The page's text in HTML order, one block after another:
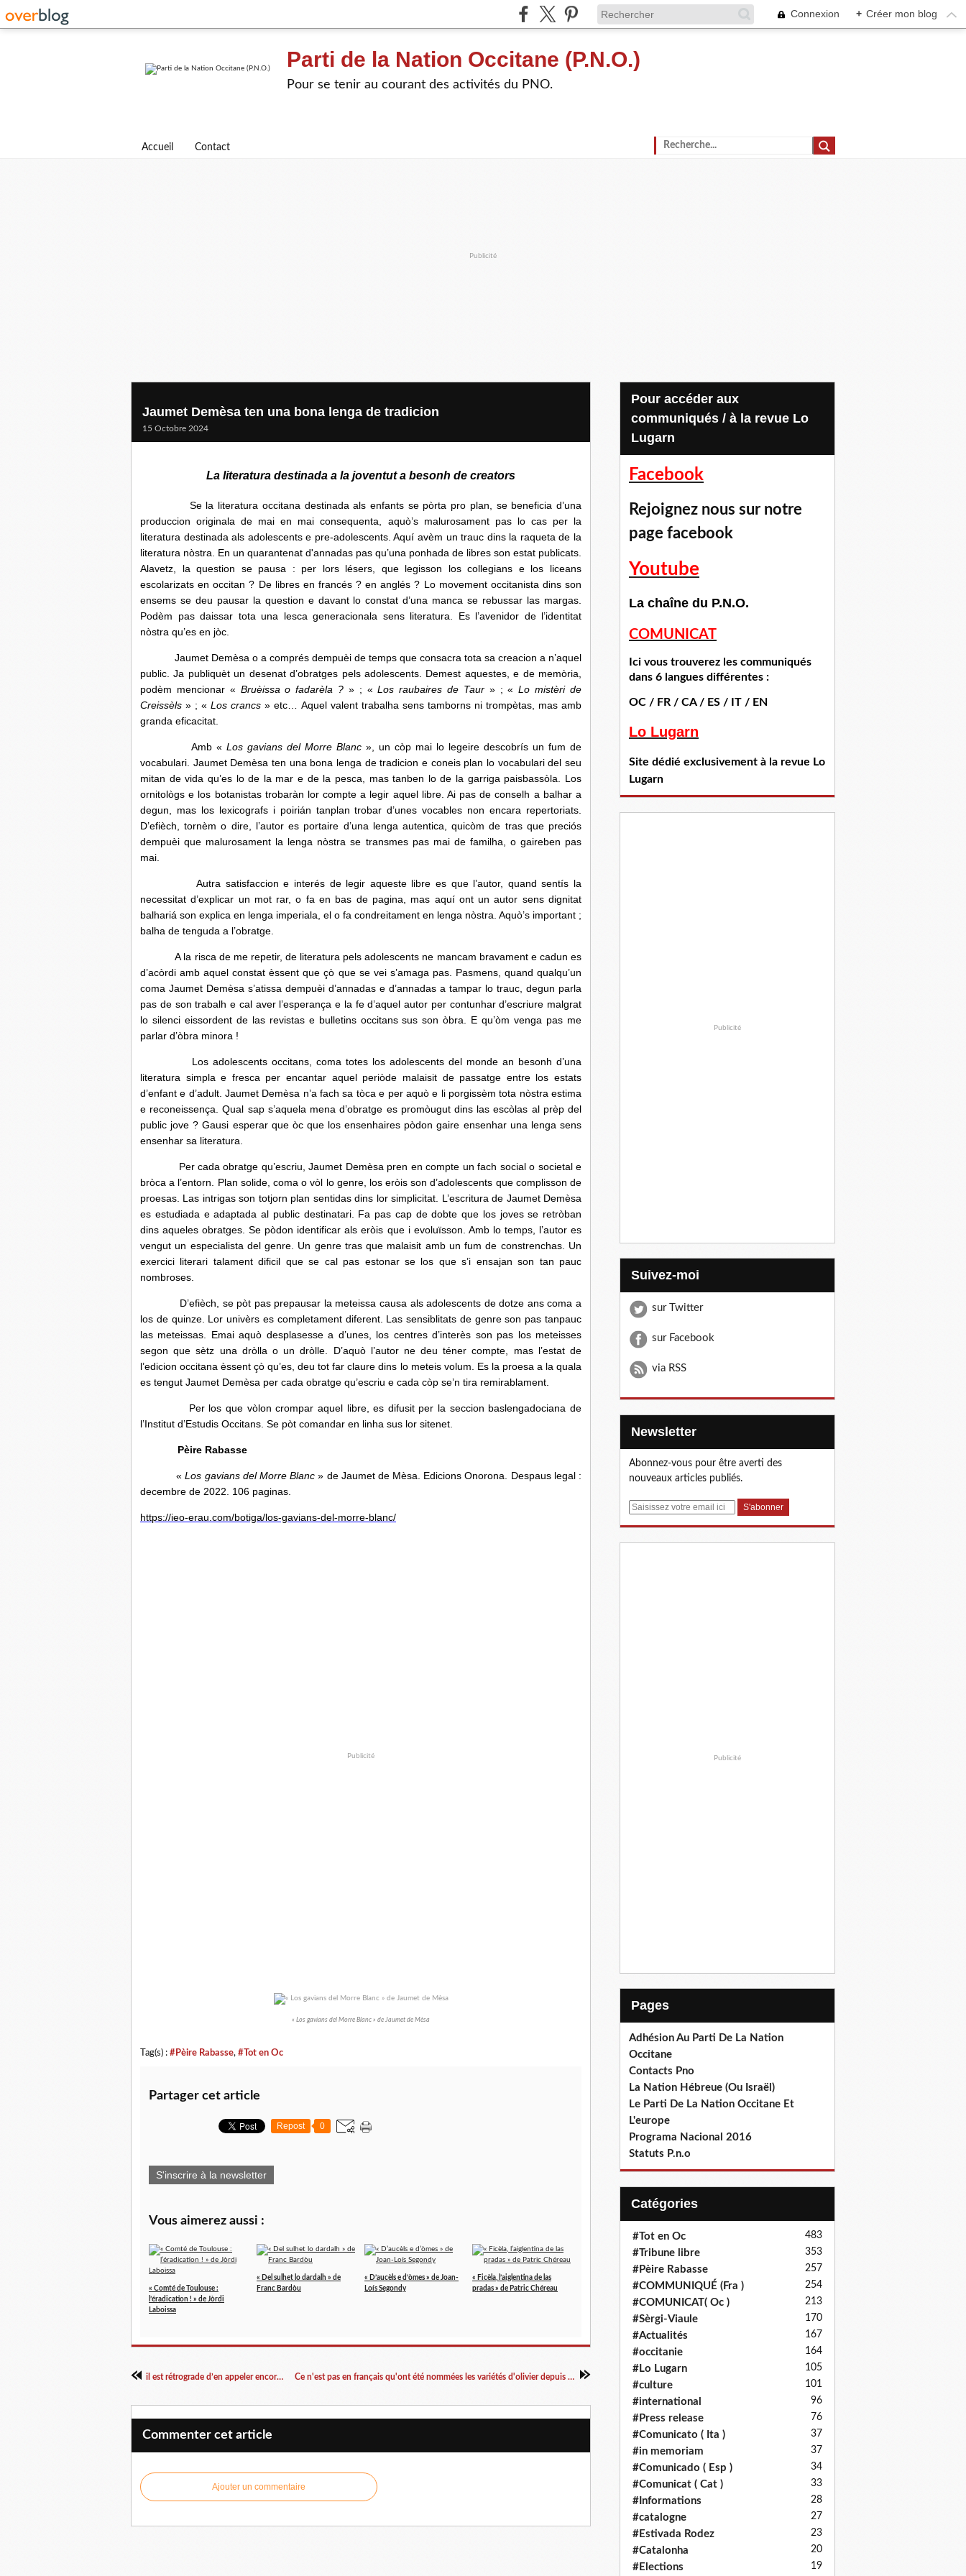
Connexion + Créer mon blog
Parti de la Nation Occitane (P.N.O.)
Pour se tenir au courant des activités du PNO.
Accueil Contact
Publicité
Jaumet Demèsa ten una bona lenga de tradicion
15 Octobre 2024
La literatura destinada a la joventut a besonh de creators
Se la literatura occitana destinada als enfants se pòrta pro plan, se beneficia d’una
produccion originala de mai en mai consequenta, aquò’s malurosament pas lo cas per la
literatura destinada als adolescents e pre-adolescents. Aquí avèm un trauc dins la raqueta de la
literatura nòstra. En un quarantenat d'annadas pas qu’una ponhada de libres son estat publicats.
Alavetz, la question se pausa : per lors lésers, que legisson los collegians e los liceans
escolarizats en occitan ? De libres en francés ? en anglés ? Lo movement occitanista dins son
ensems se deu pausar la question e davant lo constat d’una manca se rebussar las margas.
Podèm pas daissar tota una lesca generacionala sens literatura. Es l’avenidor de l’identitat
nòstra qu’es en jòc.
Jaumet Demèsa o a comprés dempuèi de temps que consacra tota sa creacion a n’aquel
public. Ja publiquèt un desenat d’obratges pels adolescents. Demest aquestes, e de memòria,
podèm mencionar « Bruèissa o fadarèla ? » ; «Los raubaires de Taur» ; «Lo mistèri de
Creissèls » ; «Los crancs » etc… Aquel valent trabalha sens tamborns ni trompètas, mas amb
granda eficacitat.
Amb « Los gavians del Morre Blanc », un còp mai lo legeire descobrís un fum de
vocabulari. Jaumet Demèsa ten una bona lenga de tradicion e coneis plan lo vocabulari del seu
mitan de vida qu’es lo de la mar e de la pesca, mas tanben lo de la garriga paisbassòla. Los
ornitològs e los botanistas trobaràn lor compte a legir aquel libre. Ai pas de conselh a balhar a
degun, mas los lexicografs i poirián tanplan trobar d’unes vocables non encara repertoriats.
D’efièch, tornèm o dire, l’autor es portaire d’una lenga autentica, quicòm de tras que preciós
dempuèi que malurosament la lenga nòstra se transmes pas mai de familha, o gaireben pas
mai.
Autra satisfaccion e interés de legir aqueste libre es que l’autor, quand sentís la
necessitat d’explicar un mot rar, o fa en bas de pagina, mas aquí ont un autor sens dignitat
balhariá son explica en lenga imperiala, el o fa condreitament en lenga nòstra. Aquò’s important ;
balha de tenguda a l’obratge.
A la risca de me repetir, de literatura pels adolescents ne mancam bravament e cadun es
d’acòrdi amb aquel constat èssent que çò que se vei s’amaga pas. Pasmens, quand qualqu’un
coma Jaumet Demèsa s’atissa dempuèi d’annadas e d’annadas a tampar lo trauc, degun parla
pas de son trabalh e cal aver l’esperança e la fe d’aquel autor per contunhar d’escriure malgrat
lo silenci eissordent de las revistas e bulletins occitans sus son òbra. E qu’òm venga pas me
parlar d’òbra minora !
Los adolescents occitans, coma totes los adolescents del monde an besonh d’una
literatura simpla e fresca per encantar aquel periòde malaisit de passatge entre los estats
d’enfant e d’adult. Jaumet Demèsa n’a fach sa tòca e per aquò e li porgissèm tota nòstra estima
e reconeissença. Qual sap s’aquela mena d’obratge es promòugut dins las escòlas al prèp del
public jove ? Gausi esperar que òc que los ensenhaires pòdon gaire ensenhar una lenga sens
ensenhar sa literatura.
Per cada obratge qu’escriu, Jaumet Demèsa pren en compte un fach social o societal e
bròca a l’entorn. Plan solide, coma o vòl lo genre, los eròis son d’adolescents que complisson de
proesas. Las intrigas son totjorn plan sentidas dins lor simplicitat. L’escritura de Jaumet Demèsa
es estudiada e adaptada al public destinatari. Fa pas cap de dobte que los joves se retròban
dins aqueles obratges. Se pòdon identificar als eròis que i evoluïsson. Amb lo temps, l’autor es
vengut un especialista del genre. Un genre tras que malaisit amb un fum de constrenchas. Un
exercici literari talament dificil que se cal pas estonar se los que s’i ensajan son tan pauc
nombroses.
D’efièch, se pòt pas prepausar la meteissa causa als adolescents de dotze ans coma a
los de quinze. Lor univèrs es completament diferent. Las sensiblitats de genre son pas tanpauc
las meteissas. Emai aquò desplasesse a d’unes, los centres d’interès son pas los meteisses
segon que sètz una dròlla o un dròlle. D’aquò l’autor ne deu téner compte, mas l’estat de
l’edicion occitana èssent çò qu’es, deu tot far claure dins lo meteis volum. Es la proesa a la quala
es tengut Jaumet Demèsa per cada obratge qu’escriu e cada còp se’n tira remirablament.
Per los que vòlon crompar aquel libre, es difusit per la seccion baslengadociana de
l’Institut d’Estudis Occitans. Se pòt comandar en linha sus lor sitenet.
Pèire Rabasse
«Los gavians del Morre Blanc » de Jaumet de Mèsa. Edicions Onorona. Despaus legal :
decembre de 2022. 106 paginas.
https://ieo-erau.com/botiga/los-gavians-del-morre-blanc/
Publicité
« Los gavians del Morre Blanc » de Jaumet de Mèsa
Tag(s) : #Pèire Rabasse, #Tot en Oc
Partager cet article
Repost 0
S'inscrire à la newsletter
Vous aimerez aussi :
« Comté de Toulouse :
l’éradication ! » de Jòrdi
Laboissa
« Del sulhet lo dardalh » de
Franc Bardòu
« D’aucèls e d’òmes » de Joan-
Loís Segondy
« Ficèla, l’aiglentina de las
pradas » de Patric Chéreau
il est rétrograde d’en appeler encore à l’intelligence humaine... Ce n'est pas en français qu'ont été nommées les variétés d'olivier depuis des siècles, faut-il encore rappeler cette évidence
Commenter cet article
Ajouter un commentaire
Pour accéder aux
communiqués / à la revue Lo
Lugarn
Facebook
Rejoignez nous sur notre
page facebook
Youtube
La chaîne du P.N.O.
COMUNICAT
Ici vous trouverez les communiqués
dans 6 langues différentes :
OC / FR / CA / ES / IT / EN
Lo Lugarn
Site dédié exclusivement à la revue Lo
Lugarn
Publicité
Suivez-moi
sur Twitter
sur Facebook
via RSS
Newsletter
Abonnez-vous pour être averti des
nouveaux articles publiés.
E
Publicité
Pages
Adhésion Au Parti De La Nation
Occitane
Contacts Pno
La Nation Hébreue (Ou Israël)
Le Parti De La Nation Occitane Et
L'europe
Programa Nacional 2016
Statuts P.n.o
Catégories
#Tot en Oc 483
#Tribune libre 353
#Pèire Rabasse 257
#COMMUNIQUÉ (Fra ) 254
#COMUNICAT( Oc ) 213
#Sèrgi-Viaule 170
#Actualités 167
#occitanie 164
#Lo Lugarn 105
#culture 101
#international 96
#Press release 76
#Comunicato ( Ita ) 37
#in memoriam 37
#Comunicado ( Esp ) 34
#Comunicat ( Cat ) 33
#Informations 28
#catalogne 27
#Estivada Rodez 23
#Catalonha 20
#Elections 19